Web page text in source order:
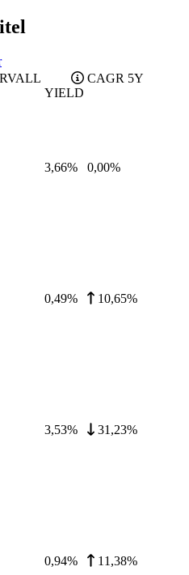
YIELD
CAGR 5Y
3,66% 0,00%
0,49% 10,65%
3,53% 31,23%
0,94% 11,38%